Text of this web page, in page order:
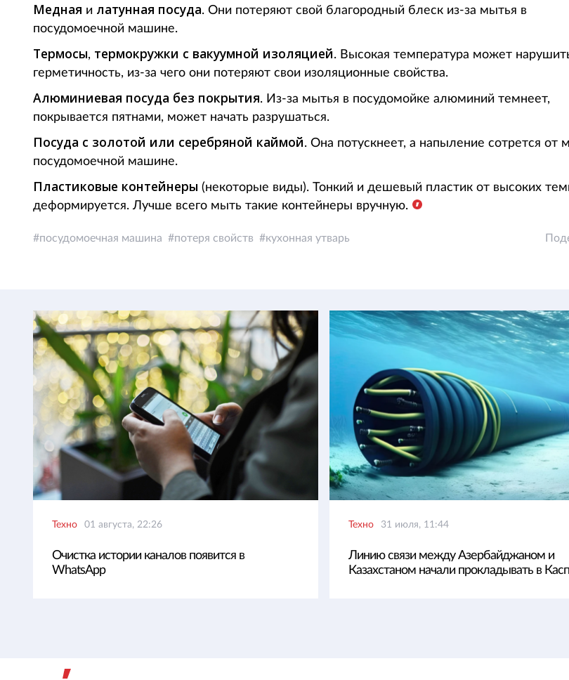
Медная и латунная посуда. Они потеряют свой благородный блеск из-за мытья в
посудомоечной машине.
Термосы, термокружки с вакуумной изоляцией. Высокая температура может
герметичность, из-за чего они потеряют свои изоляционные свойства.
Алюминиевая посуда без покрытия. Из-за мытья в посудомойке алюминий темнеет,
покрывается пятнами, может начать разрушаться.
Посуда с золотой или серебряной каймой. Она потускнеет, а напыление сотрется от
посудомоечной машине.
Пластиковые контейнеры (некоторые виды). Тонкий и дешевый пластик от высоких
деформируется. Лучше всего мыть такие контейнеры вручную.
посудомоечная машина потеря свойств кухонная утварь
Техно 01 августа, 22:26
Очистка истории каналов появится в
WhatsApp
Техно 31 июля, 11:44
Линию связи между Азербайджаном и
Казахстаном начали прокладывать в